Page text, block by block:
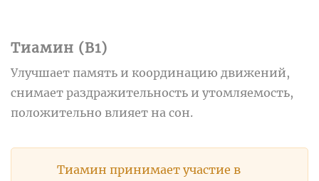
Тиамин (B1)
Улучшает память и координацию движений,
снимает раздражительность и утомляемость,
положительно влияет на сон.
Тиамин принимает участие в